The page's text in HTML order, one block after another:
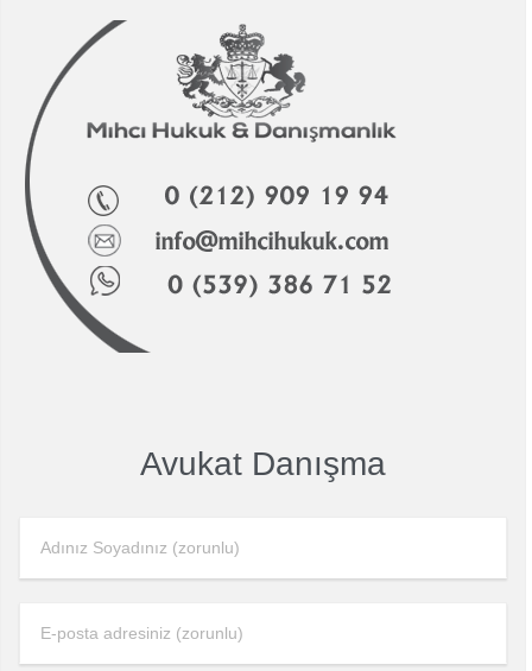
Avukat Danışma